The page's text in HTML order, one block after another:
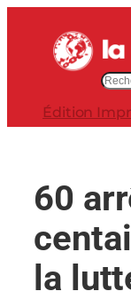
contenu
c
e
Édition
60
la